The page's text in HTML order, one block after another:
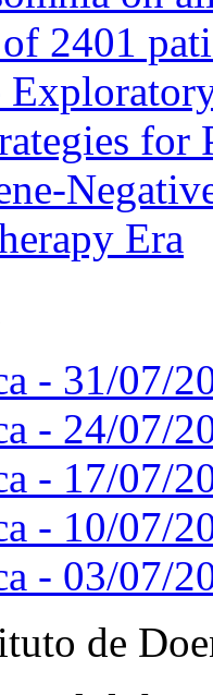
2401
for
Era
- 31/07/
- 24/07/
- 17/07/
- 10/07/
- 03/07/
de